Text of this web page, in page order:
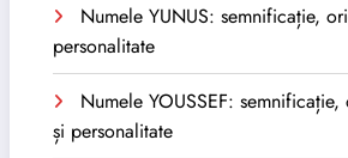
Numele YUNUS: semnificație,
personalitate
Numele YOUSSEF:
și personalitate